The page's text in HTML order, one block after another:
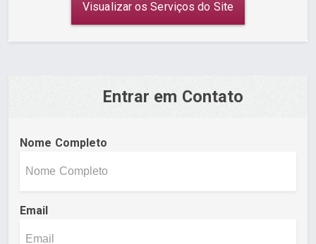
Visualizar os Serviços do Site
Entrar em Contato
Nome Completo
Email